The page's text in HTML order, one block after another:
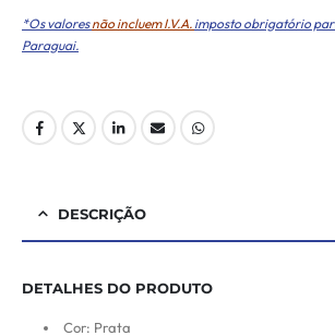
*Os valoresnão incluem I.V.A. imposto obrigatório
Paraguai.
DESCRIÇÃO
DETALHES DO PRODUTO
Cor: Prata